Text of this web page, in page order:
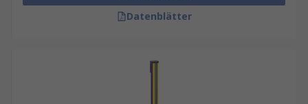
Datenblätter